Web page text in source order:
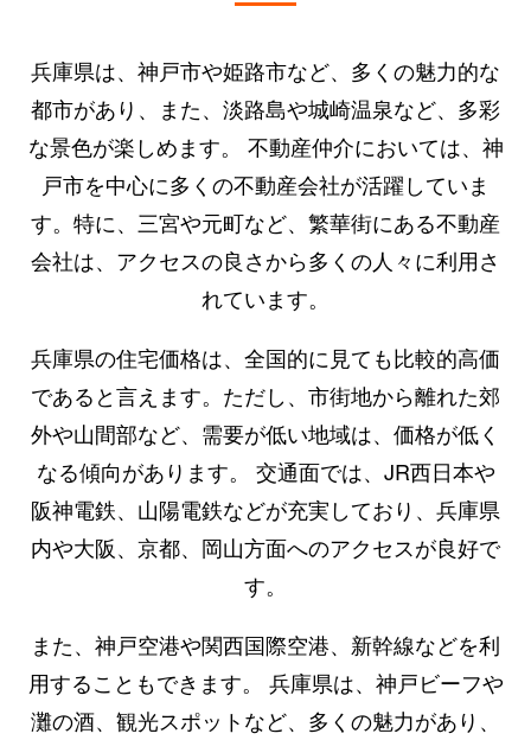
兵庫県は、神戸市や姫路市など、多くの魅力的な
都市があり、また、淡路島や城崎温泉など、多彩
な景色が楽しめます。 不動産仲介においては、神
戸市を中心に多くの不動産会社が活躍していま
す。特に、三宮や元町など、繁華街にある不動産
会社は、アクセスの良さから多くの人々に利用さ
れています。
兵庫県の住宅価格は、全国的に見ても比較的高価
であると言えます。ただし、市街地から離れた郊
外や山間部など、需要が低い地域は、価格が低く
なる傾向があります。 交通面では、JR西日本や
阪神電鉄、山陽電鉄などが充実しており、兵庫県
内や大阪、京都、岡山方面へのアクセスが良好で
す。
また、神戸空港や関西国際空港、新幹線などを利
用することもできます。 兵庫県は、神戸ビーフや
灘の酒、観光スポットなど、多くの魅力があり、